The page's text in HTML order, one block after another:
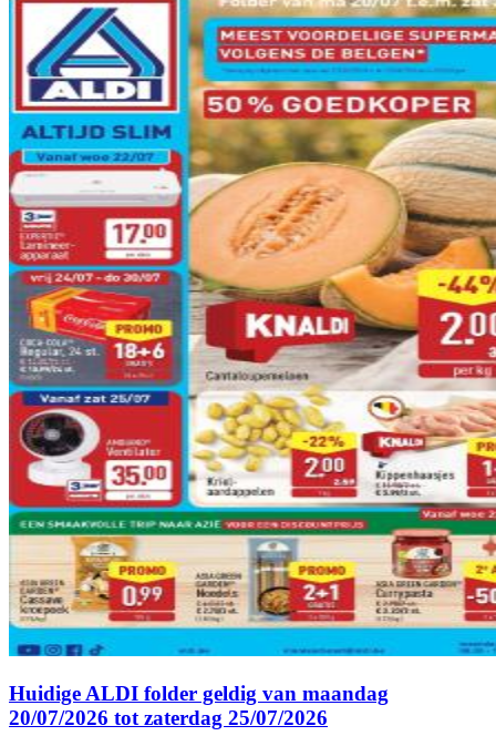
Huidige ALDI folder geldig van maandag
20/07/2026 tot zaterdag 25/07/2026